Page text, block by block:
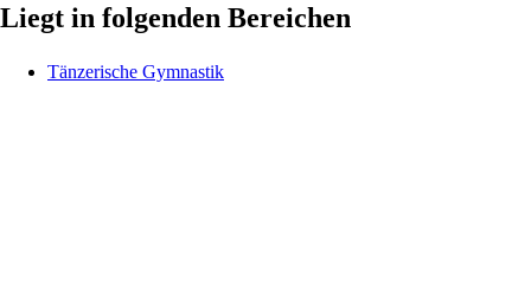
Liegt in folgenden Bereichen
Tänzerische Gymnastik